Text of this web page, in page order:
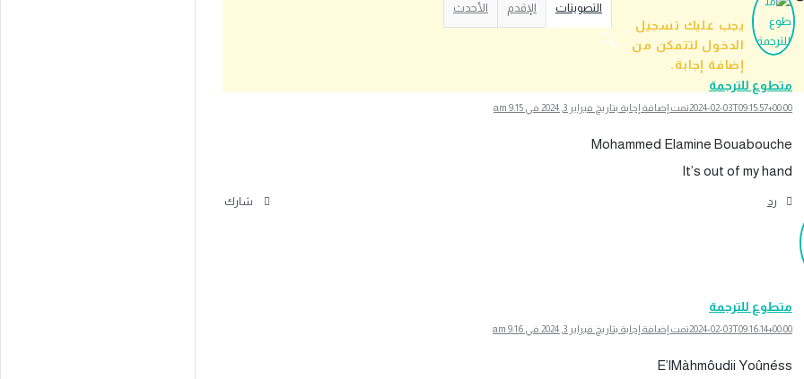
التصويتات الإقدم الأحدث
متطوع للترجمة
2024-02-03T09:15:57+00:00تمت إضافة إجابة بتاريخ فبراير 3, 2024 في 9:15 am
Mohammed Elamine Bouabouche
It’s out of my hand
رد شارك
متطوع للترجمة
2024-02-03T09:16:14+00:00تمت إضافة إجابة بتاريخ فبراير 3, 2024 في 9:16 am
E’lMàhmôudii Yoûnéss
يجب عليك تسجيل
الدخول لتتمكن من
إضافة إجابة.
Continue with Facebook
Continue with Google